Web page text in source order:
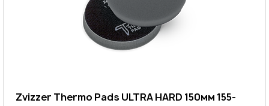
Zvizzer Thermo Pads ULTRA HARD 150мм 155-